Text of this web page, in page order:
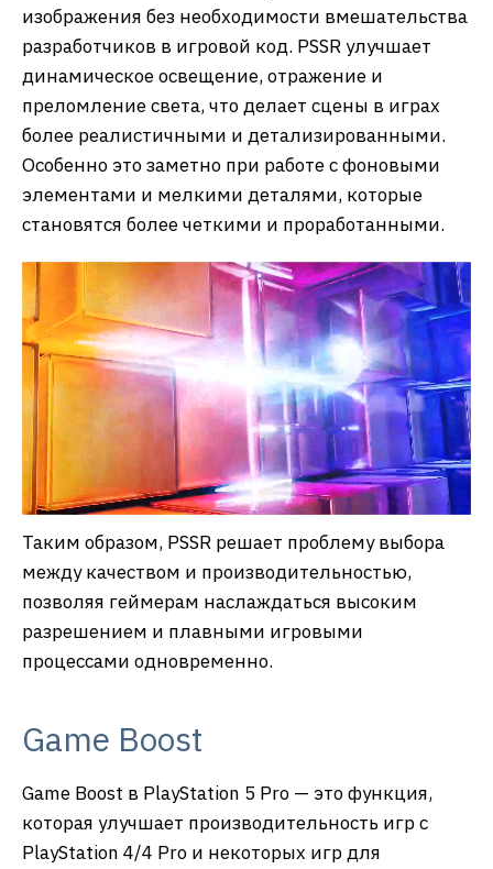
изображения без необходимости вмешательства
разработчиков в игровой код. PSSR улучшает
динамическое освещение, отражение и
преломление света, что делает сцены в играх
более реалистичными и детализированными.
Особенно это заметно при работе с фоновыми
элементами и мелкими деталями, которые
становятся более четкими и проработанными.
Таким образом, PSSR решает проблему выбора
между качеством и производительностью,
позволяя геймерам наслаждаться высоким
разрешением и плавными игровыми
процессами одновременно.
Game Boost
Game Boost в PlayStation 5 Pro — это функция,
которая улучшает производительность игр с
PlayStation 4/4 Pro и некоторых игр для